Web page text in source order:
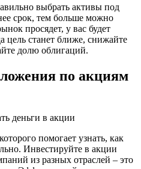
выбрать активы под
срок, тем больше можно
просядет, у вас будет
цель станет ближе, снижайте
долю облигаций.
по акциям
помогает узнать, как
Инвестируйте в акции
из разных отраслей – это